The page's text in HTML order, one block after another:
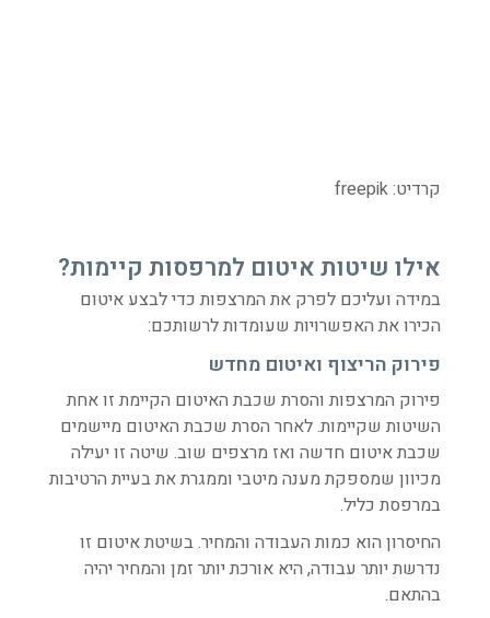
קרדיט: freepik
אילו שיטות איטום למרפסות קיימות?
במידה ועליכם לפרק את המרצפות כדי לבצע איטום
הכירו את האפשרויות שעומדות לרשותכם:
פירוק הריצוף ואיטום מחדש
פירוק המרצפות והסרת שכבת האיטום הקיימת זו אחת
השיטות שקיימות. לאחר הסרת שכבת האיטום מיישמים
שכבת איטום חדשה ואז מרצפים שוב. שיטה זו יעילה
מכיוון שמספקת מענה מיטבי וממגרת את בעיית הרטיבות
במרפסת כליל.
החיסרון הוא כמות העבודה והמחיר. בשיטת איטום זו
נדרשת יותר עבודה, היא אורכת יותר זמן והמחיר יהיה
בהתאם.